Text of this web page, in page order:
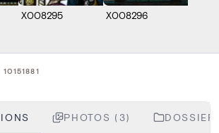
X008295 X008296
10151881
PHOTOS (3)